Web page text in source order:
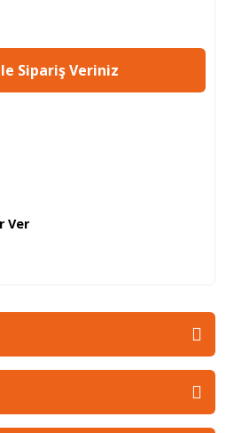
Sipariş Veriniz
Ver